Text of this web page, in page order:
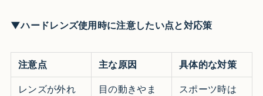
▼ハードレンズ使用時に注意したい点と対応策
注意点 主な原因 具体的な対策
レンズが外れ
目の動きやま
スポーツ時は